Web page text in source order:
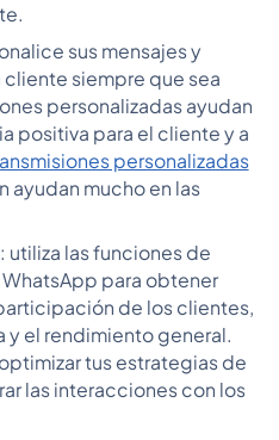
sus mensajes y
siempre que sea
personalizadas ayudan
positiva para el cliente y a
personalizadas
ayudan mucho en las
utiliza las funciones de
para obtener
de los clientes,
y el rendimiento general.
tus estrategias de
las interacciones con los